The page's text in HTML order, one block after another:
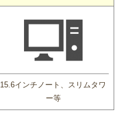
15.6インチノート、スリムタワ
ー等